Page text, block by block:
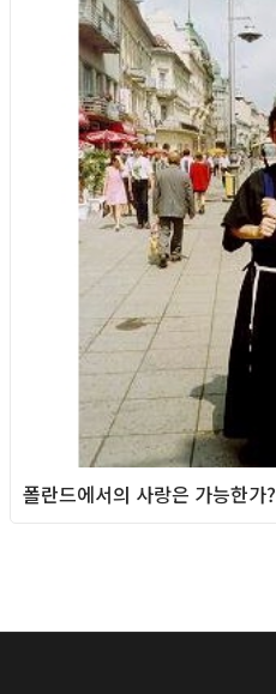
폴란드에서의 사랑은 가능한가?